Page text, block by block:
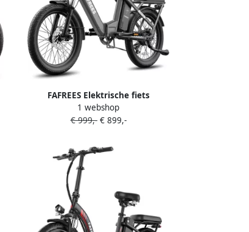
FAFREES Elektrische fiets
Actieradius120km Verwijderbare
batterij 36 V 20Ah Motor 250W Shi o 7
beide zijden 20 Inch Commuter E-Bike
Dubbele Vering 20 Inch opvouwbare
City Commuter E-Bike Zwart
1 webshop
€ 999,-€ 899,-